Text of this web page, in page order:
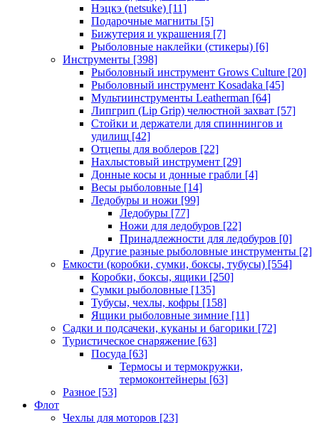
Нэцкэ (netsuke) [11]
Подарочные магниты [5]
Бижутерия и украшения [7]
Рыболовные наклейки (стикеры) [6]
Инструменты [398]
Рыболовный инструмент Grows Culture [20]
Рыболовный инструмент Kosadaka [45]
Мультиинструменты Leatherman [64]
Липгрип (Lip Grip) челюстной захват [57]
Стойки и держатели для спиннингов и
удилищ [42]
Отцепы для воблеров [22]
Нахлыстовый инструмент [29]
Донные косы и донные грабли [4]
Весы рыболовные [14]
Ледобуры и ножи [99]
Ледобуры [77]
Ножи для ледобуров [22]
Принадлежности для ледобуров [0]
Другие разные рыболовные инструменты [2]
Емкости (коробки, сумки, боксы, тубусы) [554]
Коробки, боксы, ящики [250]
Сумки рыболовные [135]
Тубусы, чехлы, кофры [158]
Ящики рыболовные зимние [11]
Садки и подсачеки, куканы и багорики [72]
Туристическое снаряжение [63]
Посуда [63]
Термосы и термокружки,
термоконтейнеры [63]
Разное [53]
Флот
Чехлы для моторов [23]